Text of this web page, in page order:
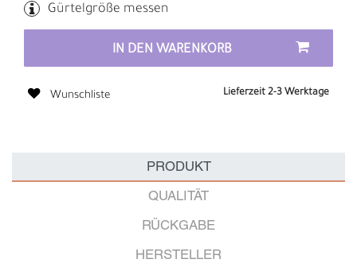
Gürtelgröße messen
IN DEN WARENKORB
Wunschliste Lieferzeit 2-3 Werktage
PRODUKT
QUALITÄT
RÜCKGABE
HERSTELLER